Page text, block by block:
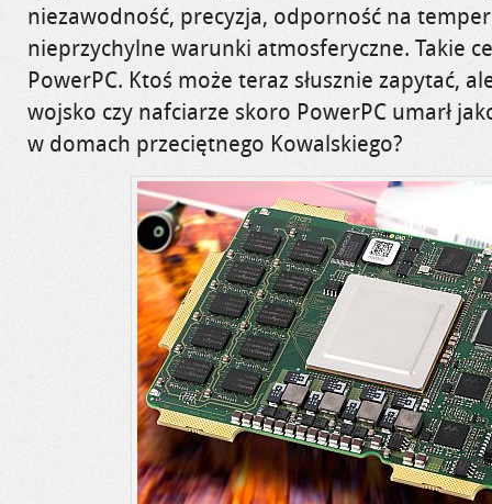
niezawodność, precyzja, odporność na
nieprzychylne warunki atmosferyczne. Takie
PowerPC. Ktoś może teraz słusznie zapytać,
wojsko czy nafciarze skoro PowerPC umarł
w domach przeciętnego Kowalskiego?